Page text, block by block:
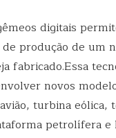
digitais
produção de um
fabricado.Essa
novos
turbina eólica,
petrolífera e